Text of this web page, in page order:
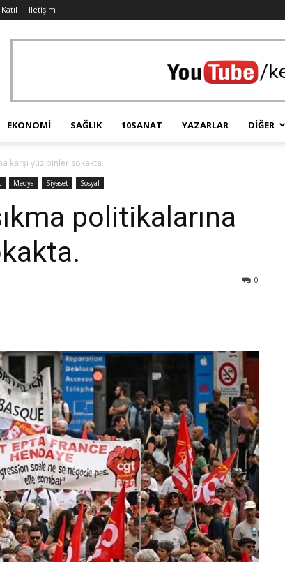
İletişim
EKONOMI SAĞLIK 10SANAT YAZARLAR DIĞER
karşı yüz binler sokakta.
Medya Siyaset Sosyal
politikalarına
0